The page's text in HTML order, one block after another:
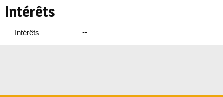
Intérêts
Intérêts --